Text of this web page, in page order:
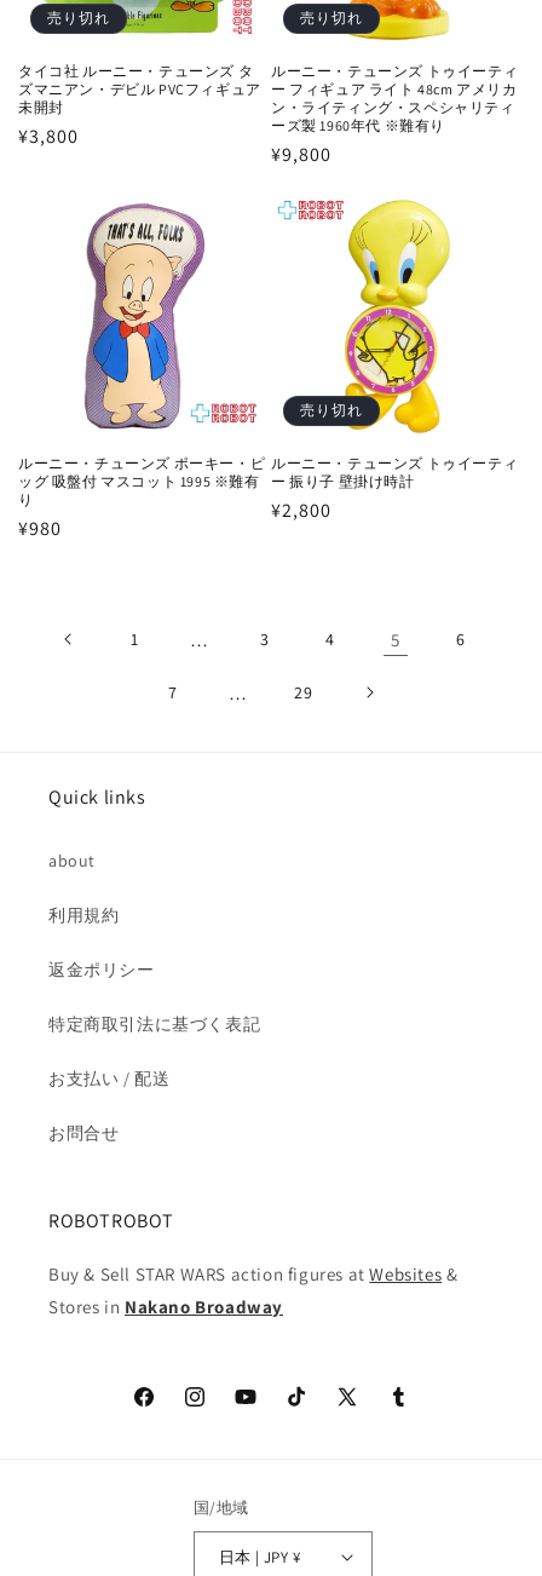
売り切れ
タイコ社 ルーニー・テューンズ タ
ズマニアン・デビル PVCフィギュア
未開封
通
¥3,800
売り切れ
ルーニー・テューンズ トゥイーティ
ー フィギュア ライト 48cm アメリカ
ン・ライティング・スペシャリティ
ーズ製 1960年代 ※難有り
通
価
¥9,800
ルーニー・チューンズ ポーキー・ピ
ッグ 吸盤付 マスコット 1995 ※難有
り
通
¥980
売り切れ
ルーニー・テューンズ トゥイーティ
ー 振り子 壁掛け時計
通
¥2,800
1 … 3 4 5 6
7 … 29
Quick links
about
利用規約
返金ポリシー
特定商取引法に基づく表記
お支払い / 配送
お問合せ
ROBOTROBOT
Buy & Sell STAR WARS action figures atWebsites &
Stores in Nakano Broadway
FacebookInstagramYouTubeTikTok
X
Tumblr
国/地域
日本 | JPY ¥